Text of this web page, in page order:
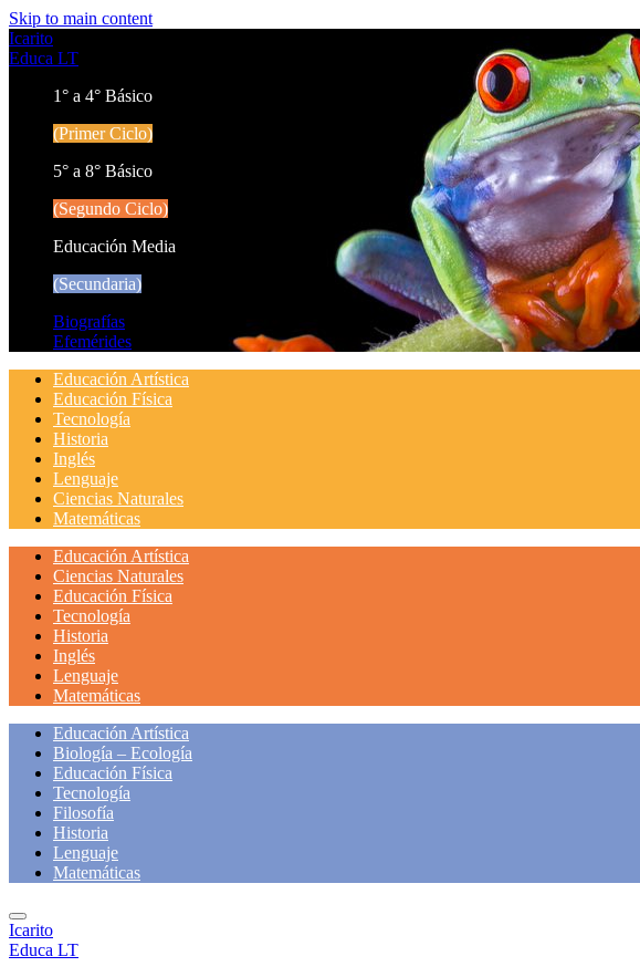
Skip to main content
Icarito
Educa LT
1° a 4° Básico
(Primer Ciclo)
5° a 8° Básico
(Segundo Ciclo)
Educación Media
(Secundaria)
Biografías
Efemérides
Educación Artística
Educación Física
Tecnología
Historia
Inglés
Lenguaje
Ciencias Naturales
Matemáticas
Educación Artística
Ciencias Naturales
Educación Física
Tecnología
Historia
Inglés
Lenguaje
Matemáticas
Educación Artística
Biología – Ecología
Educación Física
Tecnología
Filosofía
Historia
Lenguaje
Matemáticas
Icarito
Educa LT